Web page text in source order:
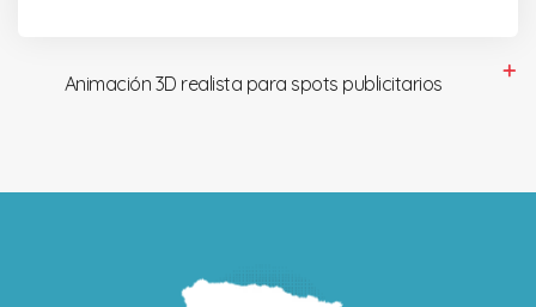
Animación 3D realista para spots publicitarios